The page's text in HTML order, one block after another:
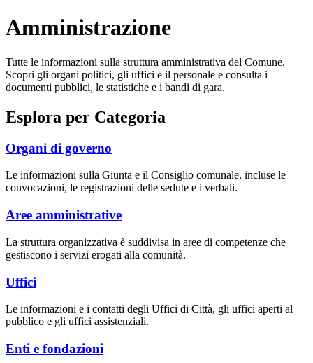
Amministrazione
Tutte le informazioni sulla struttura amministrativa del Comune.
Scopri gli organi politici, gli uffici e il personale e consulta i
documenti pubblici, le statistiche e i bandi di gara.
Esplora per Categoria
Organi di governo
Le informazioni sulla Giunta e il Consiglio comunale, incluse le
convocazioni, le registrazioni delle sedute e i verbali.
Aree amministrative
La struttura organizzativa è suddivisa in aree di competenze che
gestiscono i servizi erogati alla comunità.
Uffici
Le informazioni e i contatti degli Uffici di Città, gli uffici aperti al
pubblico e gli uffici assistenziali.
Enti e fondazioni